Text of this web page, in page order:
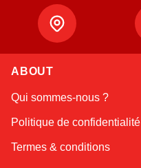
ABOUT
Qui sommes-nous ?
Politique de confidentialité
Termes & conditions